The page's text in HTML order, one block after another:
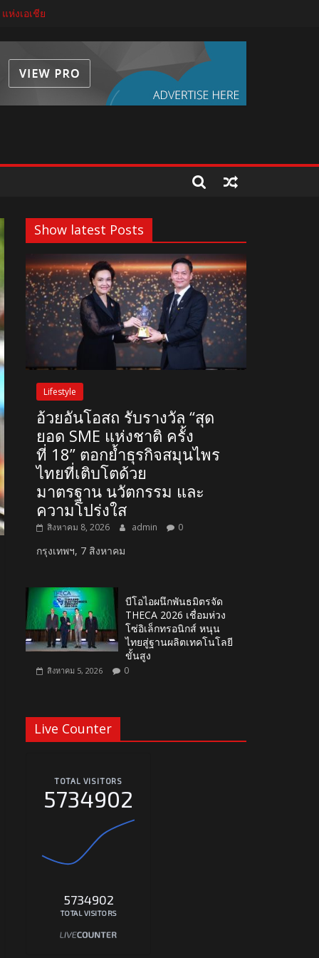
ห่งเอเชีย
ยีขั้นสูง
เจ้าอยู่หัว 28 กรกฎาคม 2569
Show latest Posts
Lifestyle
อ้วยอันโอสถ รับรางวัล “สุด
ยอด SME แห่งชาติ ครั้ง
ที่ 18” ตอกย้ำธุรกิจสมุนไพร
ไทยที่เติบโตด้วย
มาตรฐาน นวัตกรรม และ
ความโปร่งใส
สิงหาคม 8, 2026 admin 0
กรุงเทพฯ, 7 สิงหาคม
บีโอไอผนึกพันธมิตรจัด
THECA 2026 เชื่อมห่วง
โซ่อิเล็กทรอนิกส์ หนุน
ไทยสู่ฐานผลิตเทคโนโลยี
ขั้นสูง
สิงหาคม 5, 2026 0
Live Counter
TOTAL VISITORS
5734902
5734902
TOTAL VISITORS